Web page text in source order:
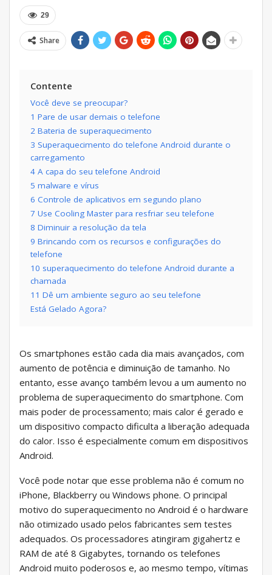
29
Share
Contente
Você deve se preocupar?
1 Pare de usar demais o telefone
2 Bateria de superaquecimento
3 Superaquecimento do telefone Android durante o
carregamento
4 A capa do seu telefone Android
5 malware e vírus
6 Controle de aplicativos em segundo plano
7 Use Cooling Master para resfriar seu telefone
8 Diminuir a resolução da tela
9 Brincando com os recursos e configurações do
telefone
10 superaquecimento do telefone Android durante a
chamada
11 Dê um ambiente seguro ao seu telefone
Está Gelado Agora?
Os smartphones estão cada dia mais avançados, com
aumento de potência e diminuição de tamanho. No
entanto, esse avanço também levou a um aumento no
problema de superaquecimento do smartphone. Com
mais poder de processamento; mais calor é gerado e
um dispositivo compacto dificulta a liberação adequada
do calor. Isso é especialmente comum em dispositivos
Android.
Você pode notar que esse problema não é comum no
iPhone, Blackberry ou Windows phone. O principal
motivo do superaquecimento no Android é o hardware
não otimizado usado pelos fabricantes sem testes
adequados. Os processadores atingiram gigahertz e
RAM de até 8 Gigabytes, tornando os telefones
Android muito poderosos e, ao mesmo tempo, vítimas